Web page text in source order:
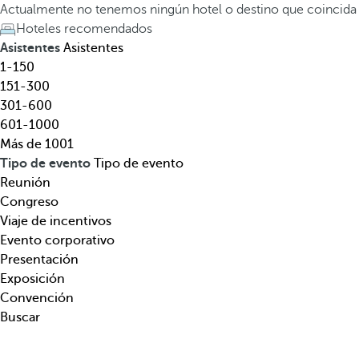
e
l
,
d
e
s
t
i
n
o
,
t
e
m
á
t
i
a
t
e
c
l
a
d
e
f
l
e
c
h
a
h
a
c
Actualmente no tenemos ningún hotel o destino que
Hoteles recomendados
Asistentes Asistentes
1-150
151-300
301-600
601-1000
Más de 1001
Tipo de evento Tipo de evento
Reunión
Congreso
Viaje de incentivos
Evento corporativo
Presentación
Exposición
Convención
Buscar